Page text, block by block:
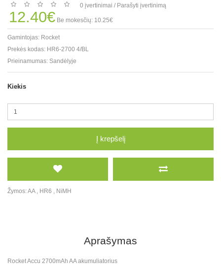
0 įvertinimai / Parašyti įvertinimą
12.40€ Be mokesčių: 10.25€
Gamintojas: Rocket
Prekės kodas: HR6-2700 4/BL
Prieinamumas: Sandėlyje
Kiekis
Į krepšelį
Žymos:AA, HR6 , NiMH
Aprašymas
Rocket Accu 2700mAh AA akumuliatorius